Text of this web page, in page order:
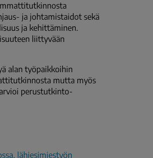
ja johtamistaidot sekä
ja kehittäminen.
liittyvään
alan työpaikkoihin
mutta myös
perustutkinto-
lähiesimiestyön